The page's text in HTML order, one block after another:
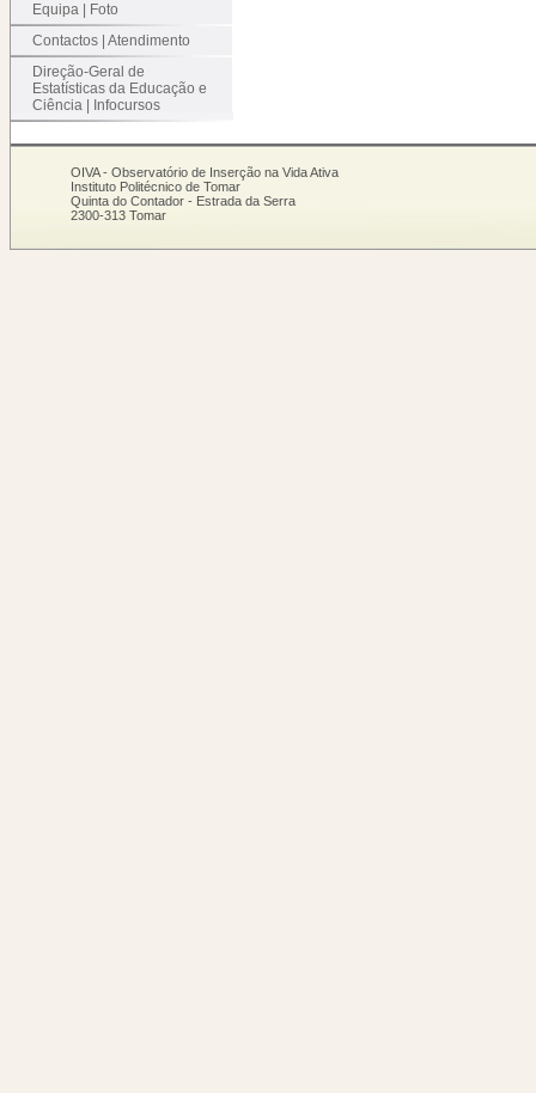
Equipa | Foto
Contactos | Atendimento
Direção-Geral de
Estatísticas da Educação e
Ciência | Infocursos
OIVA - Observatório de Inserção na Vida Ativa
Instituto Politécnico de Tomar
Quinta do Contador - Estrada da Serra
2300-313 Tomar